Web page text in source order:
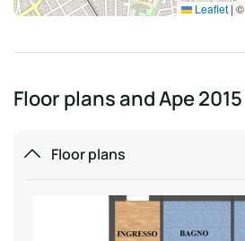
Leaflet | ©
Floor plans and Ape 2015
Floor plans